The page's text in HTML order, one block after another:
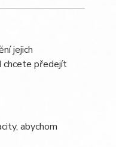
jejich
chcete předejít
abychom